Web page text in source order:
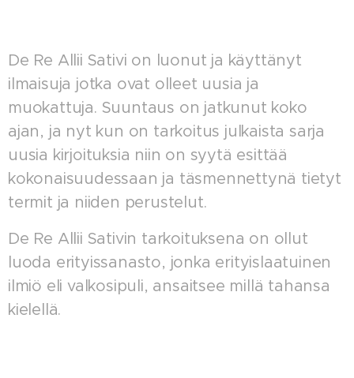
De Re Allii Sativi on luonut ja käyttänyt
ilmaisuja jotka ovat olleet uusia ja
muokattuja. Suuntaus on jatkunut koko
ajan, ja nyt kun on tarkoitus julkaista sarja
uusia kirjoituksia niin on syytä esittää
kokonaisuudessaan ja täsmennettynä tietyt
termit ja niiden perustelut.
De Re Allii Sativin tarkoituksena on ollut
luoda erityissanasto, jonka erityislaatuinen
ilmiö eli valkosipuli, ansaitsee millä tahansa
kielellä.